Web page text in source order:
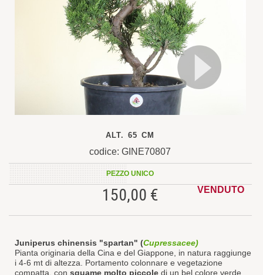
ALT. 65 CM
codice: GINE70807
PEZZO UNICO
150,00 € VENDUTO
Juniperus chinensis "spartan" (Cupressacee)
Pianta originaria della Cina e del Giappone, in natura raggiunge
i 4-6 mt di altezza. Portamento colonnare e vegetazione
compatta, con squame molto piccole di un bel colore verde